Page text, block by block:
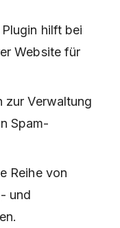
hilft bei
Website für
zur Verwaltung
Spam-
Reihe von
und